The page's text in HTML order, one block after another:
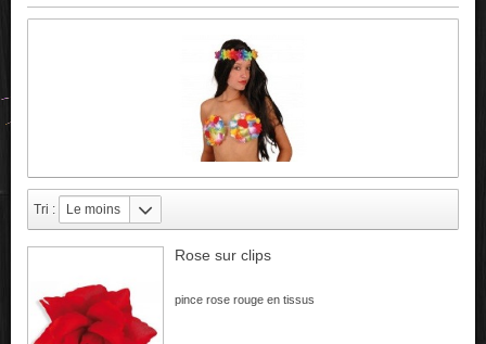
Tri :
Le moins
cher
Rose sur clips
pince rose rouge en tissus